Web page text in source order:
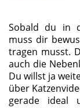
Sobald du in
muss dir
tragen musst.
auch die
Du willst ja
über
gerade ideal